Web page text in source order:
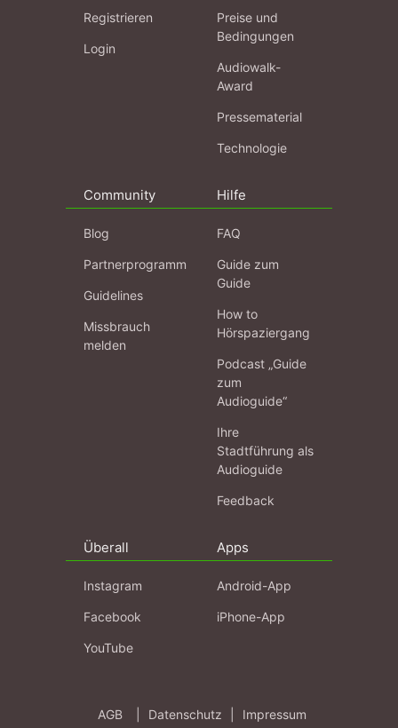
Registrieren
Login
Preise und
Bedingungen
Audiowalk-
Award
Pressematerial
Technologie
Community
Blog
Partnerprogramm
Guidelines
Missbrauch
melden
Hilfe
FAQ
Guide zum
Guide
How to
Hörspaziergang
Podcast „Guide
zum
Audioguide“
Ihre
Stadtführung als
Audioguide
Feedback
Überall
Instagram
Facebook
YouTube
Apps
Android-App
iPhone-App
AGB Datenschutz Impressum